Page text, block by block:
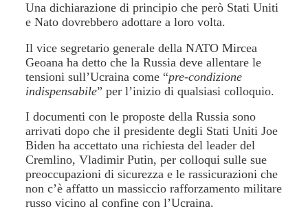
Una dichiarazione di principio che però Stati Uniti
e Nato dovrebbero adottare a loro volta.
Il vice segretario generale della NATO Mircea
Geoana ha detto che la Russia deve allentare le
tensioni sull’Ucraina come “pre-condizione
indispensabile” per l’inizio di qualsiasi colloquio.
I documenti con le proposte della Russia sono
arrivati dopo che il presidente degli Stati Uniti Joe
Biden ha accettato una richiesta del leader del
Cremlino, Vladimir Putin, per colloqui sulle sue
preoccupazioni di sicurezza e le rassicurazioni che
non c’è affatto un massiccio rafforzamento militare
russo vicino al confine con l’Ucraina.